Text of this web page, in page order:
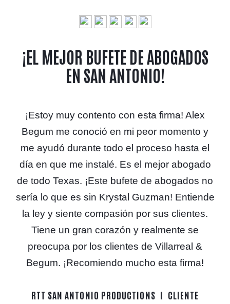
¡EL MEJOR BUFETE DE ABOGADOS
EN SAN ANTONIO!
¡Estoy muy contento con esta firma! Alex
Begum me conoció en mi peor momento y
me ayudó durante todo el proceso hasta el
día en que me instalé. Es el mejor abogado
de todo Texas. ¡Este bufete de abogados no
sería lo que es sin Krystal Guzman! Entiende
la ley y siente compasión por sus clientes.
Tiene un gran corazón y realmente se
preocupa por los clientes de Villarreal &
Begum. ¡Recomiendo mucho esta firma!
RTT SAN ANTONIO PRODUCTIONS CLIENTE